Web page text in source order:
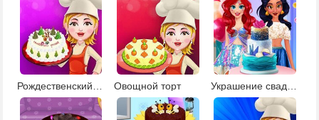
Овощной торт